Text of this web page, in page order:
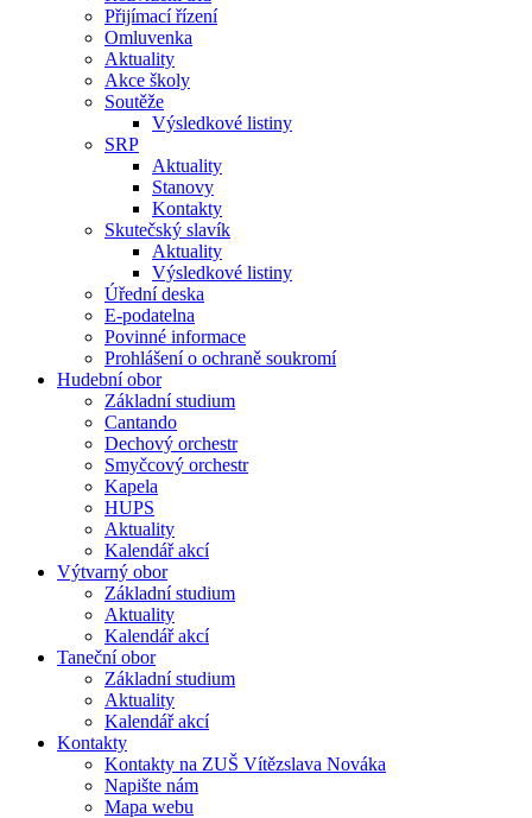
Přijímací řízení
Omluvenka
Aktuality
Akce školy
Soutěže
Výsledkové listiny
SRP
Aktuality
Stanovy
Kontakty
Skutečský slavík
Aktuality
Výsledkové listiny
Úřední deska
E-podatelna
Povinné informace
Prohlášení o ochraně soukromí
Hudební obor
Základní studium
Cantando
Dechový orchestr
Smyčcový orchestr
Kapela
HUPS
Aktuality
Kalendář akcí
Výtvarný obor
Základní studium
Aktuality
Kalendář akcí
Taneční obor
Základní studium
Aktuality
Kalendář akcí
Kontakty
Kontakty na ZUŠ Vítězslava Nováka
Napište nám
Mapa webu